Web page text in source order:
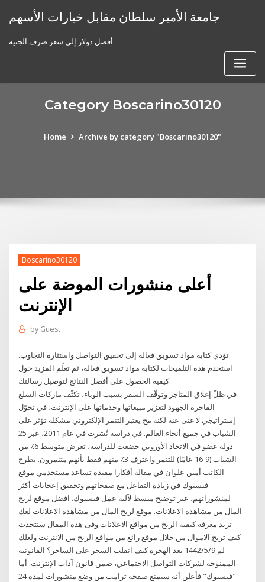
جامعة الأمير سلطان مقابل خيارات الأسهم
أفضل دولار إلى سعر صرف الجنيه
Category Boscarino30120
Home Archive by category "Boscarino30120"
Boscarino30120
أعلى منشورات الموضة على
الإنترنت
by Guest
تؤدي كتابة مواد تسويق فعالة إلى تحقيق التواصل واستثارة التجاوب.
استخدم هذه التلميحات لكتابة مواد تسويق فعالة، ثم تعلّم المزيد حول
كيفية الحصول على أفضل النتائج لتوصيل رسالتك.
في ظلّ إغلاق المتاجر وتوقّف السفر بسبب الوباء، تكثّف ماركات السلع
الفاخرة الجهود لتعزيز مبيعاتها وخدماتها على الإنترنت، في تحوّل
إستراتيجي لا غنى عنه لكنه مح يعتبر التنمر الإلكتروني مشكلة تؤثر على
الشباب في جميع أنحاء العالم. في دراسة نُشرت في عام 2011، عبر 25
دولة عضو في الاتحاد الأوروبي خضعت للدراسة، تعرض متوسط 6٪ من
الشباب (9-16 عامًا) للتنمر واعترف 3٪ منهم فقط بأنهم متنمرون. يطرح
الكاتب أمين علوان في مقاله أفكارا مفيدة تساعد مستخدمي موقع
فيسبوك في زيادة التفاعل مع صفحاتهم وتحقيق إعجابات أكثر
لمنشوراتهم، عبر توضيح مبسط لآلية عمل فيسبوك. افضل موقع لربح
المال من مشاهدة الاعلانات. موقع لربح المال من مشاهدة الاعلانات لعك
تريد معرفة كيفية الربح من مواقع الاعلانات وفى هذة المقال سنتحدث
كيف تربح الاموال من خلال موقع رائع من مواقع الربح من الانترنت ولعلك
لم 9‏‏/5‏‏/1442 بعد الهجرة كيف انقلب السحر على الساحر؟ القانونية
الممنوحة لشركات التواصل الاجتماعي، ضمن قانون آداب الإنترنت. أما
"فيسبوك" فأعلن أنه سيمنع صفحة ترامب من وضع منشورات لمدة 24